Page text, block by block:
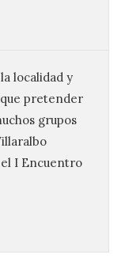
localidad y
pretender
grupos
el I Encuentro